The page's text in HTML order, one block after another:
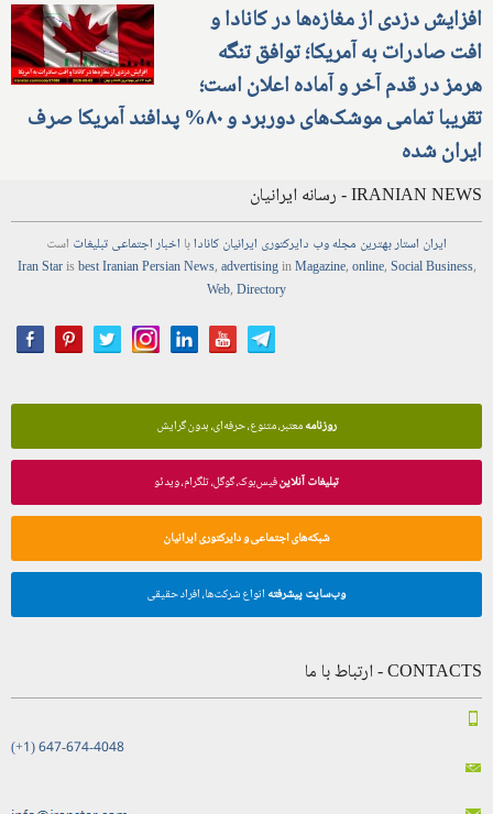
افزایش دزدی از مغازه‌ها در کانادا و
افت صادرات به آمریکا؛ توافق تنگه
هرمز در قدم آخر و آماده اعلان است؛
تقریبا تمامی موشک‌های دوربرد و ۸۰% پدافند آمریکا صرف
ایران شده
IRANIAN NEWS - رسانه ایرانیان
ایران استاربهترین مجلهوب دایرکتوری ایرانیان کانادابا اخباراجتماعیتبلیغات است
Iran Starisbest Iranian PersianNews,advertisinginMagazine,online,Social Business,
Web,Directory
روزنامهمعتبر، متنوع، حرفه‌ای، بدون گرایش
تبلیغات آنلاینفیس‌بوک، گوگل، تلگرام، ویدئو
شبکه‌های اجتماعی و دایرکتوری ایرانیان
وب‌سایت پیشرفته انواع شرکت‌ها، افراد حقیقی
CONTACTS - ارتباط با ما
(+1) 647-674-4048